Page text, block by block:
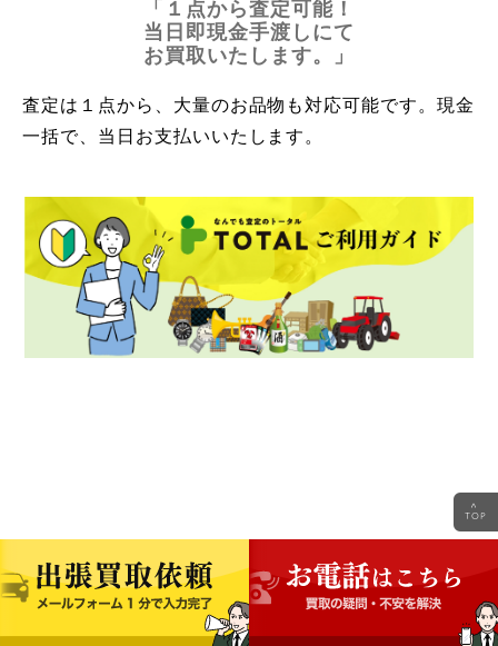
「１点から査定可能！
当日即現金手渡しにて
お買取いたします。」
査定は１点から、大量のお品物も対応可能です。現金
一括で、当日お支払いいたします。
<
TOP